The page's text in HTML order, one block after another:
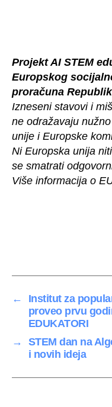
Projekt AI STEM
Europskog
proračuna
Izneseni stavovi i
ne odražavaju
unije i Europske
Ni Europska unija
se smatrati
Više informacija o
←
Institut za
proveo prvu
EDUKATORI
→
STEM dan na
i novih ideja